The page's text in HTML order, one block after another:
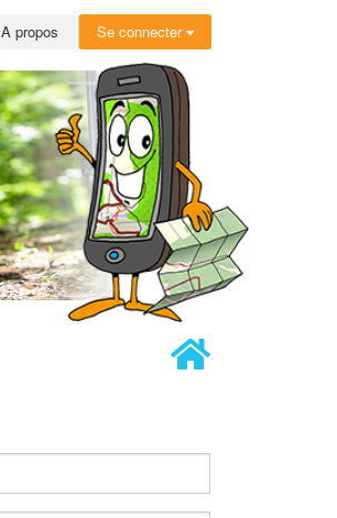
A propos Se connecter